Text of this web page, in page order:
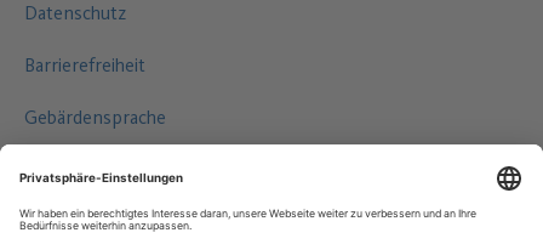
Datenschutz
Barrierefreiheit
Gebärdensprache
Leichte Sprache